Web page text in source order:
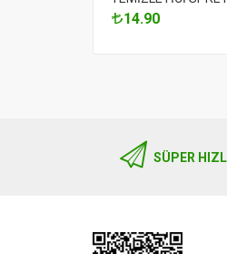
14.90
SÜPER